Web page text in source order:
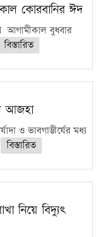
কোরবানির ঈদ
আগামীকাল বুধবার
বিস্তারিত
আজহা
ও ভাবগাম্ভীর্যের মধ্য
বিস্তারিত
নিয়ে বিদ্যুৎ